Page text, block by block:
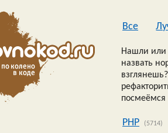
Все
Нашли или
назвать
посмеёмся
PHP (5714)